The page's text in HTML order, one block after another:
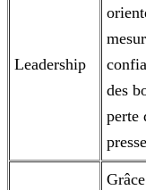
Leadership
des
perte